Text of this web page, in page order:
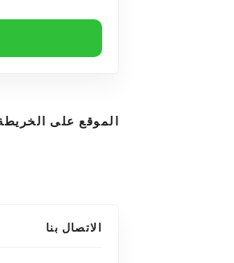
الموقع على
الاتصال بنا